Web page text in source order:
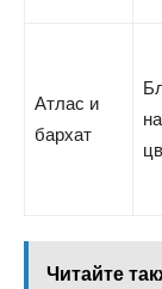
Атлас и
бархат
Читайте